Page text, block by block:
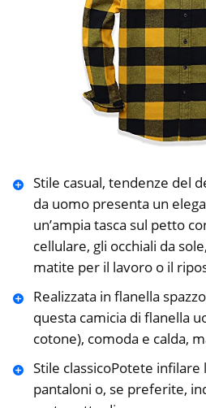
Stile casual, tendenze del
da uomo presenta un
un’ampia tasca sul petto
cellulare, gli occhiali da
matite per il lavoro o il
Realizzata in flanella
questa camicia di flanella
cotone), comoda e calda,
Stile classicoPotete
pantaloni o, se preferite,